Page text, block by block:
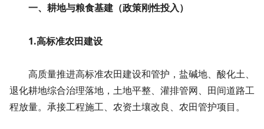
一、耕地与粮食基建（政策刚性投入）
1.高标准农田建设
高质量推进高标准农田建设和管护，盐碱地、酸化土、
退化耕地综合治理落地，土地平整、灌排管网、田间道路工
程放量。承接工程施工、农资土壤改良、农田管护项目。